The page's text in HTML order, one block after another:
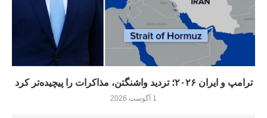
ترامپ و ایران ۲۰۲۶؛ تردید واشنگتن، مذاکرات را پیچیده‌تر کرد
1 آگوست 2026